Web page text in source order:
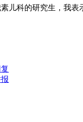
儿科的研究生，我表